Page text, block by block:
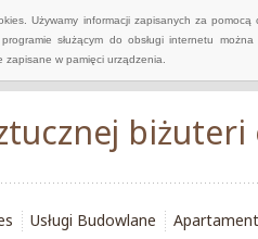
Używamy informacji zapisanych za
służącym do obsługi internetu
w pamięci urządzenia.
Usługi Budowlane